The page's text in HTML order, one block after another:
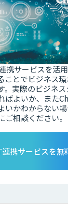
携サービスを活
ことでビジネス
。実際のビジネ
ばよいか、また
いかわからない
相談ください。
携サービスを無